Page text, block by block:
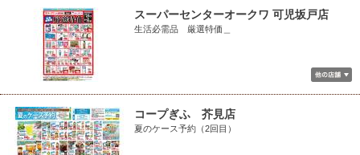
スーパーセンターオークワ 可児坂戸店
生活必需品 厳選特価＿
コープぎふ 芥見店
夏のケース予約（2回目）